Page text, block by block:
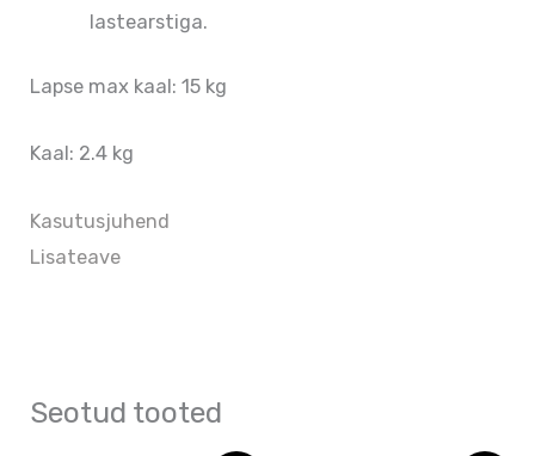
lastearstiga.
Lapse max kaal: 15 kg
Kaal: 2.4 kg
Kasutusjuhend
Lisateave
Seotud tooted